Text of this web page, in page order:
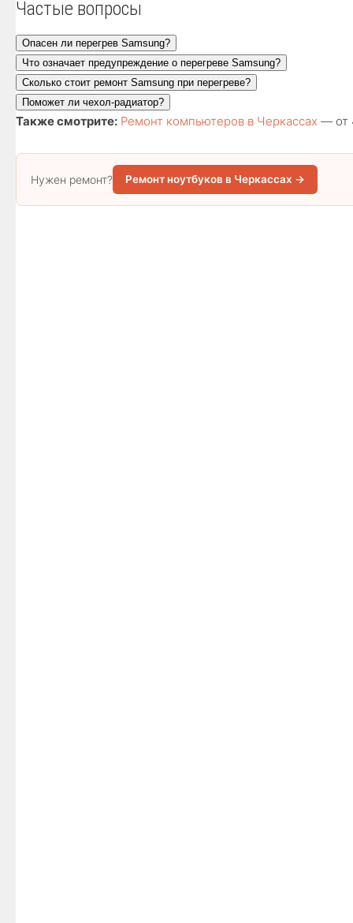
Частые вопросы
Опасен ли перегрев Samsung?
Что означает предупреждение о перегреве Samsung?
Сколько стоит ремонт Samsung при перегреве?
Поможет ли чехол-радиатор?
Также смотрите: Ремонт компьютеров в Черкассах — от
Нужен ремонт? Ремонт ноутбуков в Черкассах →